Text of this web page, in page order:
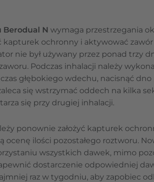
Berodual N wymaga przestrzegania
kapturek ochronny i aktywować
nie był używany przez ponad trzy
Podczas inhalacji należy
głębokiego wdechu, nacisnąć
się wstrzymać oddech na kilka
się przy drugiej inhalacji.
ponownie założyć kapturek
ocenę ilości pozostałego roztworu.
wszystkich dawek, mimo
dostarczenie odpowiedniej
raz w tygodniu, aby zapobiec